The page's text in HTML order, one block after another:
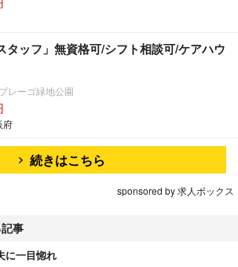
タッフ」無資格可/シフト相談可/ケアハウ
レーゴ緑地公園
府
続きはこちら
sponsored by 求人ボックス
事
に一目惚れ